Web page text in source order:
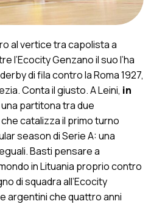
al vertice tra capolista a
l’Ecocity Genzano il suo l’ha
di fila contro la Roma 1927,
Conta il giusto. A Leini, in
una partitona tra due
catalizza il primo turno
season di Serie A: una
Basti pensare a
in Lituania proprio contro
di squadra all’Ecocity
argentini che quattro anni